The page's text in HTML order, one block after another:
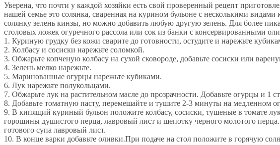
Уверена, что почти у каждой хозяйки есть свой проверенный рецепт
нашей семье это солянка, сваренная на курином бульоне с несколькими
солянку зелень кинзы, но можно добавить любую другую зелень. Для более
столовых ложек огуречного рассола или сок из банки с консервированными
1. Куриную грудку без кожи сварите до готовности, остудите и нарежьте
2. Колбасу и сосиски нарежьте соломкой.
3. Обжарьте копченую колбасу на сухой сковороде, добавьте сосиски или
4. Зелень мелко нарежьте.
5. Маринованные огурцы нарежьте кубиками.
6. Лук нарежьте полукольцами.
7. Обжарьте лук на растительном масле до прозрачности. Добавьте огурцы и 1
8. Добавьте томатную пасту, перемешайте и тушите 2-3 минуты на медленном
9. В кипящий куриный бульон положите колбасу, сосиски, тушеные в томате
горошины душистого перца, лавровый лист и щепотку черного молотого перца.
готового супа лавровый лист.
10. В конце варки добавьте оливки.При подаче на стол положите в горячую